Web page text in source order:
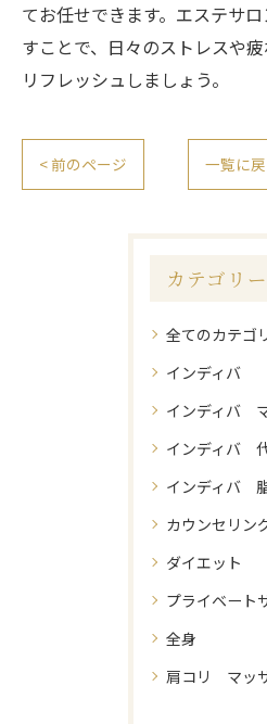
てお任せできます。エステサ
すことで、日々のストレスや
リフレッシュしましょう。
< 前のページ 一覧に
カテゴリー
全てのカテゴ
インディバ
インディバ
インディバ
インディバ
カウンセリン
ダイエット
プライベート
全身
肩コリ マッ